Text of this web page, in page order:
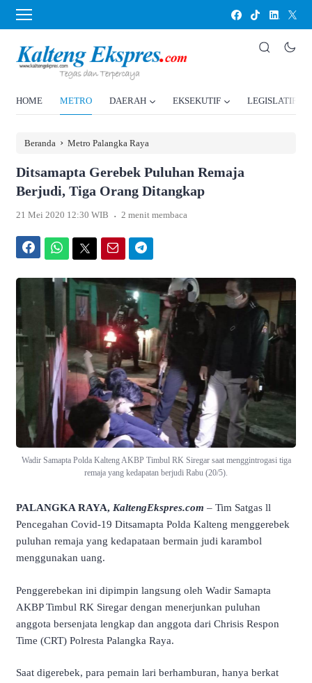
HOME METRO DAERAH EKSEKUTIF LEGISLATIF
Beranda › Metro Palangka Raya
Ditsamapta Gerebek Puluhan Remaja
Berjudi, Tiga Orang Ditangkap
21 Mei 2020 12:30 WIB . 2 menit membaca
Wadir Samapta Polda Kalteng AKBP Timbul RK Siregar saat menggintrogasi tiga
remaja yang kedapatan berjudi Rabu (20/5).
PALANGKA RAYA, KaltengEkspres.com – Tim Satgas ll
Pencegahan Covid-19 Ditsamapta Polda Kalteng menggerebek
puluhan remaja yang kedapataan bermain judi karambol
menggunakan uang.
Penggerebekan ini dipimpin langsung oleh Wadir Samapta
AKBP Timbul RK Siregar dengan menerjunkan puluhan
anggota bersenjata lengkap dan anggota dari Chrisis Respon
Time (CRT) Polresta Palangka Raya.
Saat digerebek, para pemain lari berhamburan, hanya berkat